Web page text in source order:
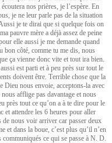
nos prières, je l’espère. En
je ne leur parle pas de la situation
je te dirai que si quelque fois on
pauvre mère a déjà assez de peine
elle aussi je me demande quand
bon côté, comme tu me dis, nous
ça vienne donc vite et tout ira bien.
est parti et à peu près sur tout le
doivent être. Terrible chose que la
nous envoie, acceptons-la avec
afflige pas davantage et nous
près tout ce qu’on a à te dire pour le
et attendre les 6 heures pour aller
de nous voir arriver car passer deux
et dans la boue, c’est plus qu’il n’en
ce qui se passe à N. D.